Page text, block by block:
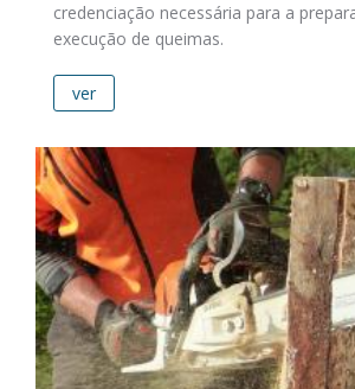
credenciação necessária para a
execução de queimas.
ver